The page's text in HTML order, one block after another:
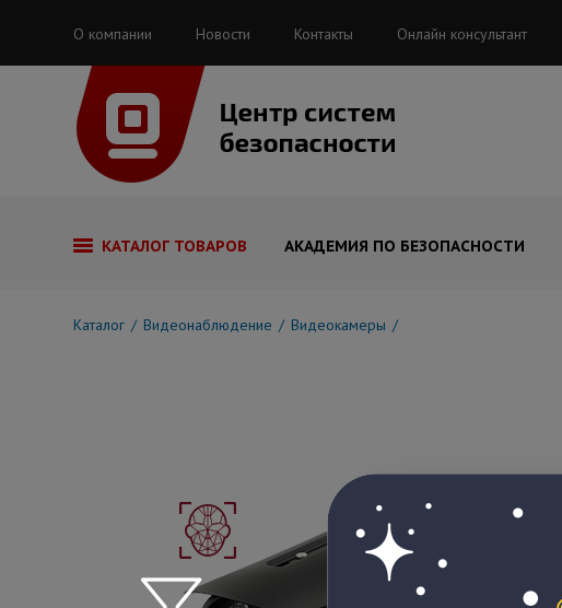
О компании Новости Контакты Онлайн консультант
КАТАЛОГ ТОВАРОВ АКАДЕМИЯ ПО БЕЗОПАСНОСТИ
Каталог Видеонаблюдение Видеокамеры